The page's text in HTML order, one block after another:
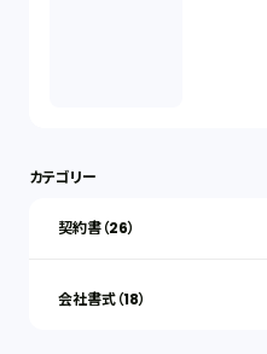
カテゴリー
契約書（26）
会社書式（18）